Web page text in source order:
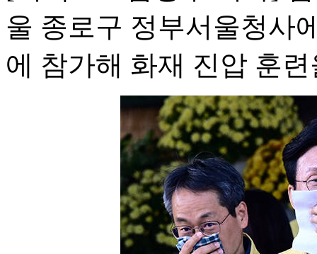
울 종로구 정부서울청사
에 참가해 화재 진압 훈